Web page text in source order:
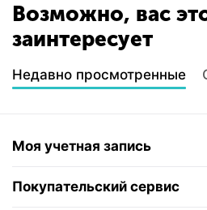
Возможно, вас
заинтересует
Недавно просмотренные
Моя учетная запись
Покупательский сервис